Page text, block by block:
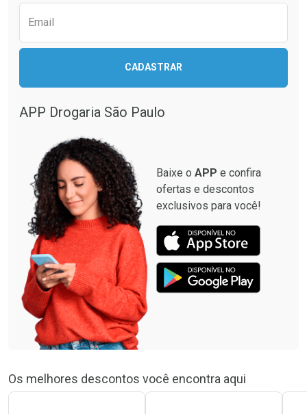
Email
CADASTRAR
APP Drogaria São Paulo
Baixe o APP e confira
ofertas e descontos
exclusivos para você!
Os melhores descontos você encontra aqui